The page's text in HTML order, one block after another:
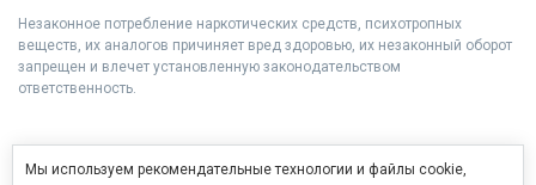
Незаконное потребление наркотических средств, психотропных
веществ, их аналогов причиняет вред здоровью, их незаконный оборот
запрещен и влечет установленную законодательством
ответственность.
Мы используем рекомендательные технологии и файлы cookie,